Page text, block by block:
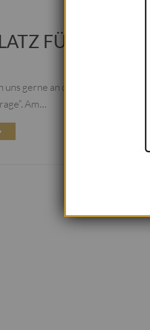
FÜR
gerne an der Regensburger
Am…